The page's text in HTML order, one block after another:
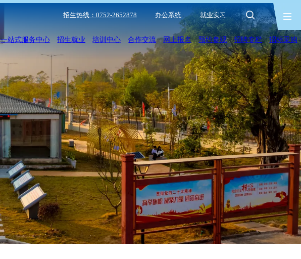
招生热线：0752-2652878 办公系统 就业实习
一站式服务中心 招生就业 培训中心 合作交流 网上报名 预约参观 招聘专栏 招标采购